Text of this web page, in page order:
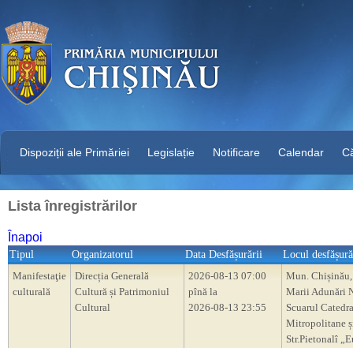
Dispoziții ale Primăriei Legislație Notificare Calendar
Lista înregistrărilor
Înapoi
Tipul Organizatorul Data Desfășurării
Locul
Manifestaţie
culturală
Direcția Generală
Cultură și Patrimoniul
Cultural
2026-08-13 07:00
pînă la
2026-08-13 23:55
Mun.
Marii Adunări
Scuarul
Mitropolitane
Str.Pietonalî